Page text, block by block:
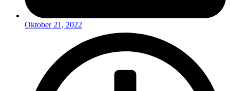
Oktober 21, 2022